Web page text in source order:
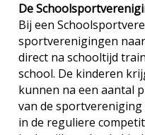
De
Bij een
sportverenigingen
direct na schooltijd
school. De kinderen
kunnen na een aantal
van de
in de reguliere